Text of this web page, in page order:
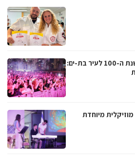
לקראת פתיחת חגיגות שנת ה-100 לעיר בת-ים:
מיוחדת